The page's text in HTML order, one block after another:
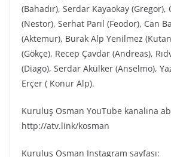
(Bahadır), Serdar Kayaokay
(Nestor), Serhat Parıl (Feodor), Can
(Aktemur), Burak Alp Yenilmez
(Gökçe), Recep Çavdar (Andreas),
(Diago), Serdar Akülker (Anselmo),
Erçer ( Konur Alp).
Kuruluş Osman YouTube kanalına
http://atv.link/kosman
Kuruluş Osman Instagram sayfası: